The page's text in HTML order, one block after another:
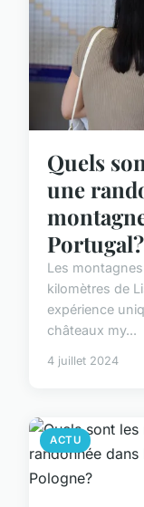
Quels
une
Portugal?
Les
kilomètres de
expérience
châteaux my...
4 juillet 2024
ACTU